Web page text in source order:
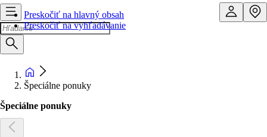
Preskočiť na hlavný obsah
Preskočiť na vyhľadávanie
Špeciálne ponuky
Špeciálne ponuky